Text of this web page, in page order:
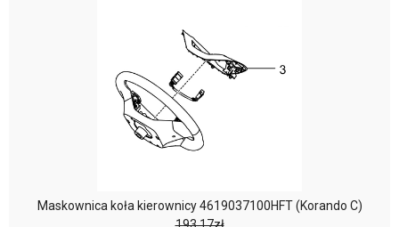
Maskownica koła kierownicy 4619037100HFT (Korando C)